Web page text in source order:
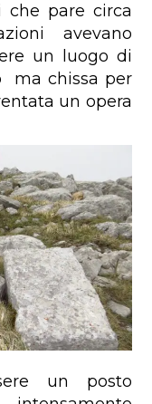
che pare circa
avevano
un luogo di
ma chissa per
un opera
un posto